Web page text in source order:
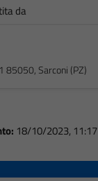
da
85050, Sarconi (PZ)
18/10/2023, 11:17